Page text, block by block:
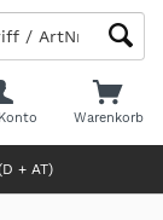
+ AT)
Warenkorb